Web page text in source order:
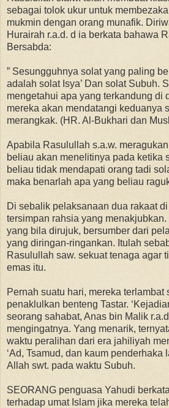
sebagai tolok ukur untuk
mukmin dengan orang munafik.
Hurairah r.a.d. d ia berkata bahawa
Bersabda:
” Sesungguhnya solat yang paling
adalah solat Isya’ Dan solat Subuh.
mengetahui apa yang terkandung di
mereka akan mendatangi keduanya
merangkak. (HR. Al-Bukhari dan
Apabila Rasulullah s.a.w.
beliau akan menelitinya pada ketika
beliau tidak mendapati orang tadi
maka benarlah apa yang beliau
Di sebalik pelaksanaan dua rakaat
tersimpan rahsia yang
yang bila dirujuk, bersumber dari
yang diringan-ringankan. Itulah
Rasulullah saw. sekuat tenaga agar
emas itu.
Pernah suatu hari, mereka terlambat
penaklulkan benteng Tastar.
seorang sahabat, Anas bin Malik
mengingatnya. Yang menarik,
waktu peralihan dari era jahiliyah
‘Ad, Tsamud, dan kaum
Allah swt. pada waktu Subuh.
SEORANG penguasa Yahudi
terhadap umat Islam jika mereka